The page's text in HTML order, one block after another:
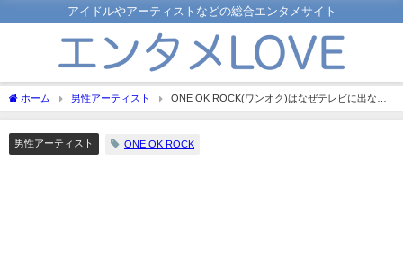
アイドルやアーティストなどの総合エンタメサイト
ホーム 男性アーティスト
ONE OK ROCK(ワンオク)はなぜテレビに出ない
理由は？Takaの過去のコメントなど調べてみた
男性アーティスト ONE OK ROCK